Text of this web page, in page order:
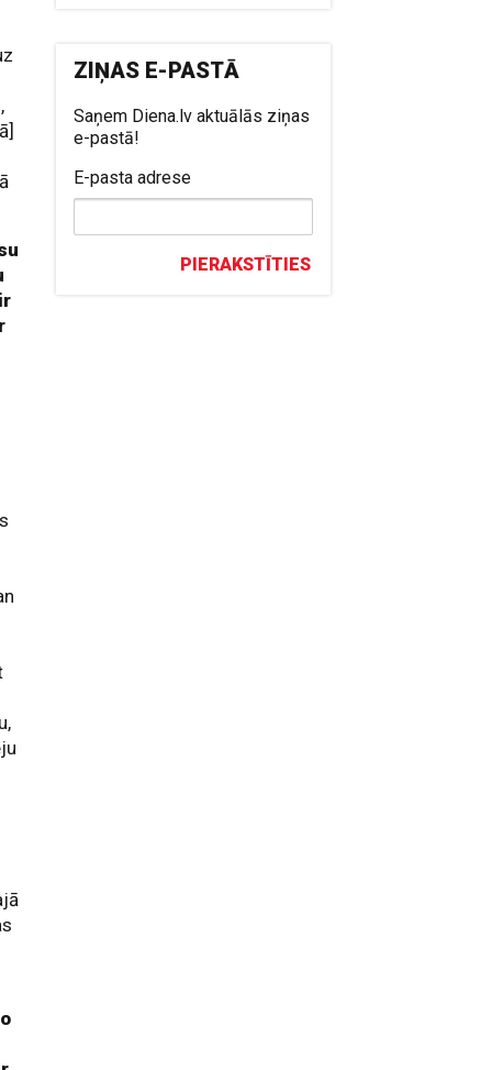
ZIŅAS E-PASTĀ
Saņem Diena.lv aktuālās ziņas
e-pastā!
E-pasta adrese
PIERAKSTĪTIES